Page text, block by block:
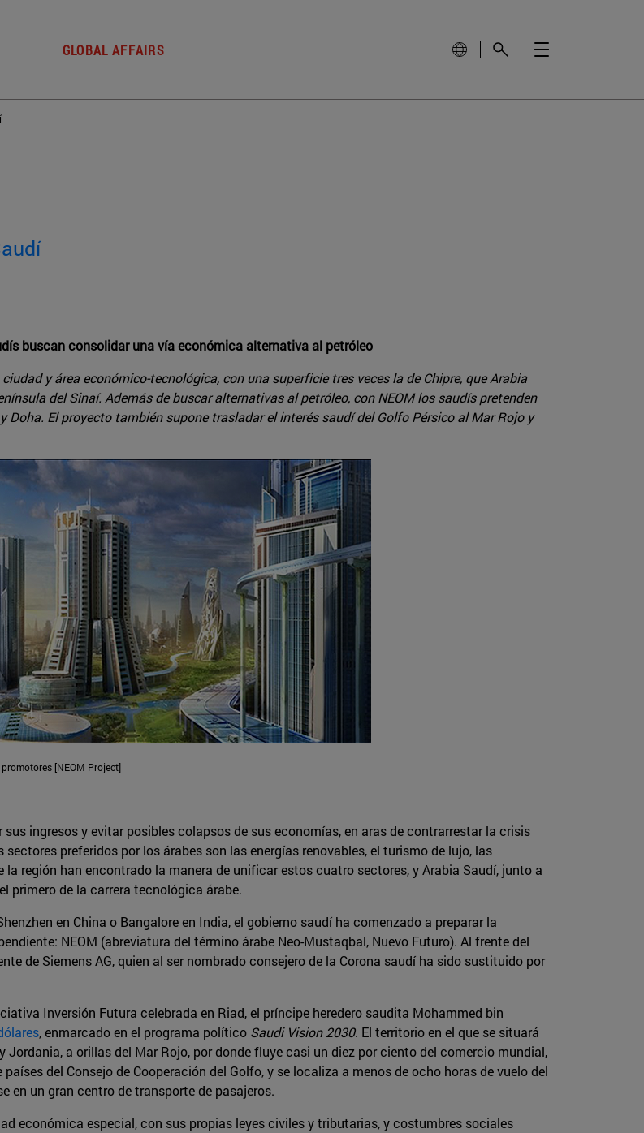
GLOBAL AFFAIRS
buscan consolidar una vía económica alternativa al petróleo
y área económico-tecnológica, con una superficie tres veces la de Chipre, que Arabia
del Sinaí. Además de buscar alternativas al petróleo, con NEOM los saudís pretenden
El proyecto también supone trasladar el interés saudí del Golfo Pérsico al Mar Rojo y
[NEOM Project]
ingresos y evitar posibles colapsos de sus economías, en aras de contrarrestar la crisis
preferidos por los árabes son las energías renovables, el turismo de lujo, las
región han encontrado la manera de unificar estos cuatro sectores, y Arabia Saudí, junto a
primero de la carrera tecnológica árabe.
en China o Bangalore en India, el gobierno saudí ha comenzado a preparar la
NEOM (abreviatura del término árabe Neo-Mustaqbal, Nuevo Futuro). Al frente del
de Siemens AG, quien al ser nombrado consejero de la Corona saudí ha sido sustituido por
Inversión Futura celebrada en Riad, el príncipe heredero saudita Mohammed bin
, enmarcado en el programa político Saudi Vision 2030. El territorio en el que se situará
Jordania, a orillas del Mar Rojo, por donde fluye casi un diez por ciento del comercio mundial,
del Consejo de Cooperación del Golfo, y se localiza a menos de ocho horas de vuelo del
en un gran centro de transporte de pasajeros.
económica especial, con sus propias leyes civiles y tributarias, y costumbres sociales